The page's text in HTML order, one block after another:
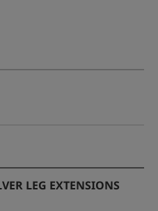
LEG EXTENSIONS